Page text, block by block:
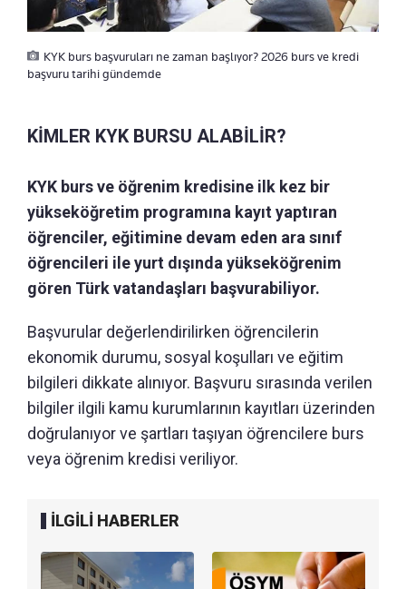
KYK burs başvuruları ne zaman başlıyor? 2026 burs ve kredi
başvuru tarihi gündemde
KİMLER KYK BURSU ALABİLİR?
KYK burs ve öğrenim kredisine ilk kez bir
yükseköğretim programına kayıt yaptıran
öğrenciler, eğitimine devam eden ara sınıf
öğrencileri ile yurt dışında yükseköğrenim
gören Türk vatandaşları başvurabiliyor.
Başvurular değerlendirilirken öğrencilerin
ekonomik durumu, sosyal koşulları ve eğitim
bilgileri dikkate alınıyor. Başvuru sırasında verilen
bilgiler ilgili kamu kurumlarının kayıtları üzerinden
doğrulanıyor ve şartları taşıyan öğrencilere burs
veya öğrenim kredisi veriliyor.
İLGİLİ HABERLER